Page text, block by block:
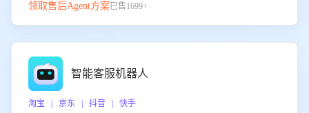
领取售后Agent方案已售1699+
智能客服机器人
淘宝 | 京东 | 抖音 | 快手